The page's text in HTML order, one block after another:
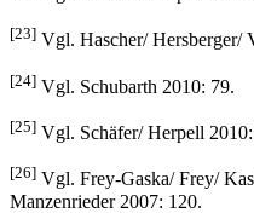
[23] Vgl. Hascher/ Hersberger/
[24] Vgl. Schubarth 2010: 79.
[25] Vgl. Schäfer/ Herpell
[26] Vgl. Frey-Gaska/ Frey/
Manzenrieder 2007: 120.